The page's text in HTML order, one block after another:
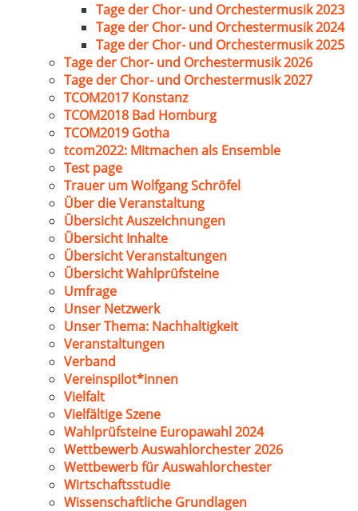
Tage der Chor- und Orchestermusik 2023
Tage der Chor- und Orchestermusik 2024
Tage der Chor- und Orchestermusik 2025
Tage der Chor- und Orchestermusik 2026
Tage der Chor- und Orchestermusik 2027
TCOM2017 Konstanz
TCOM2018 Bad Homburg
TCOM2019 Gotha
tcom2022: Mitmachen als Ensemble
Test page
Trauer um Wolfgang Schröfel
Über die Veranstaltung
Übersicht Auszeichnungen
Übersicht Inhalte
Übersicht Veranstaltungen
Übersicht Wahlprüfsteine
Umfrage
Unser Netzwerk
Unser Thema: Nachhaltigkeit
Veranstaltungen
Verband
Vereinspilot*innen
Vielfalt
Vielfältige Szene
Wahlprüfsteine Europawahl 2024
Wettbewerb Auswahlorchester 2026
Wettbewerb für Auswahlorchester
Wirtschaftsstudie
Wissenschaftliche Grundlagen